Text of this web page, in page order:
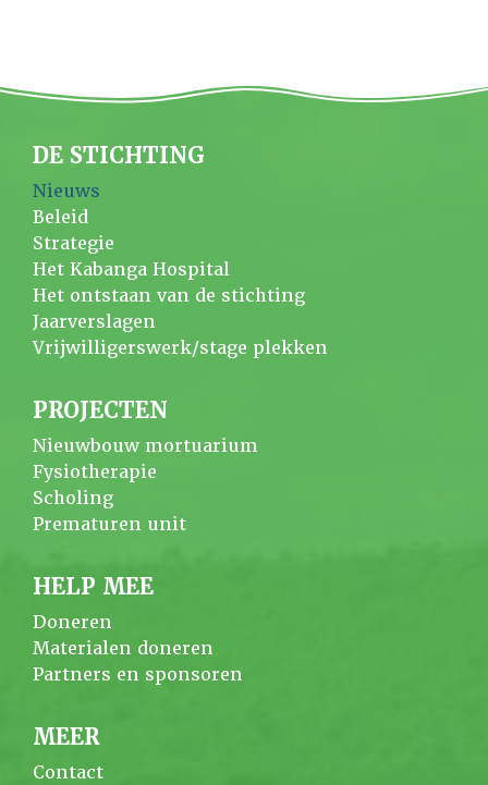
DE STICHTING
Nieuws
Beleid
Strategie
Het Kabanga Hospital
Het ontstaan van de stichting
Jaarverslagen
Vrijwilligerswerk/stage plekken
PROJECTEN
Nieuwbouw mortuarium
Fysiotherapie
Scholing
Prematuren unit
HELP MEE
Doneren
Materialen doneren
Partners en sponsoren
MEER
Contact